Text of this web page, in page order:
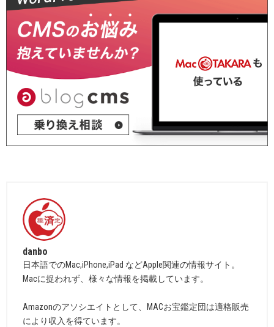
danbo
日本語でのMac,iPhone,iPad などApple関連の情報サイト。
Macに捉われず、様々な情報を掲載しています。
Amazonのアソシエイトとして、MACお宝鑑定団は適格販売
により収入を得ています。